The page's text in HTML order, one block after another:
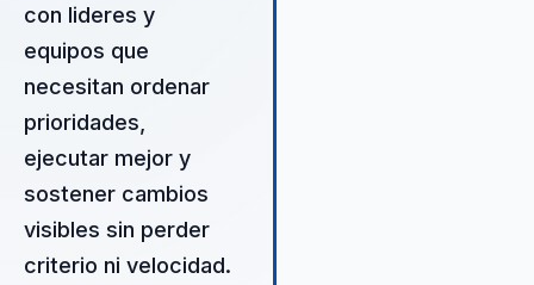
con lideres y
equipos que
necesitan ordenar
prioridades,
ejecutar mejor y
sostener cambios
visibles sin perder
criterio ni velocidad.